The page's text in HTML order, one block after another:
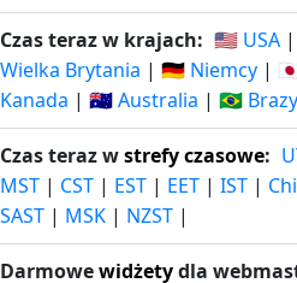
74 dni
temu
26.05.2026
75 dni
temu
76 dni
temu
24.05.2026
Czas teraz w krajach: 🇺🇸 USA |
Wielka Brytania | 🇩🇪 Niemcy |
Kanada | 🇦🇺 Australia | 🇧🇷
Czas teraz wstrefy czasowe:
MST | CST | EST | EET | IST |
SAST | MSK | NZST |
Darmowewidżetydla